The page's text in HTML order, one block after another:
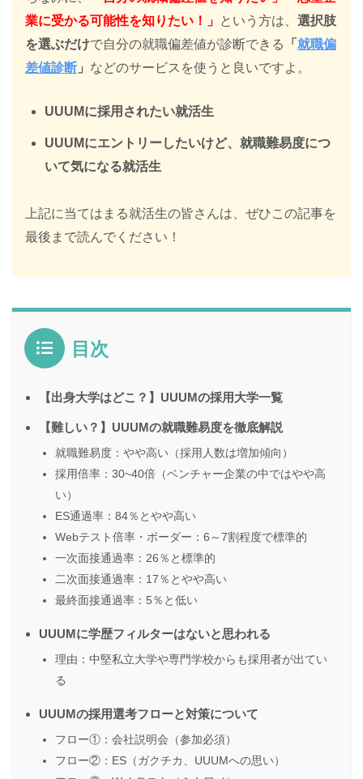
業に受かる可能性を知りたい！」 という方は、 選択肢
を選ぶだけで自分の就職偏差値が診断できる 「 就職偏
差値診断 」 などのサービスを使うと良いですよ。
UUUMに採用されたい就活生
UUUMにエントリーしたいけど、就職難易度につ
いて気になる就活生
上記に当てはまる就活生の皆さんは、ぜひこの記事を
最後まで読んでください！
目次
【出身大学はどこ？】UUUMの採用大学一覧
【難しい？】UUUMの就職難易度を徹底解説
就職難易度：やや高い（採用人数は増加傾向）
採用倍率：30~40倍（ベンチャー企業の中ではやや高
い）
ES通過率：84％とやや高い
Webテスト倍率・ボーダー：6～7割程度で標準的
一次面接通過率：26％と標準的
二次面接通過率：17％とやや高い
最終面接通過率：5％と低い
UUUMに学歴フィルターはないと思われる
理由：中堅私立大学や専門学校からも採用者が出てい
る
UUUMの採用選考フローと対策について
フロー①：会社説明会（参加必須）
フロー②：ES（ガクチカ、UUUMへの思い）